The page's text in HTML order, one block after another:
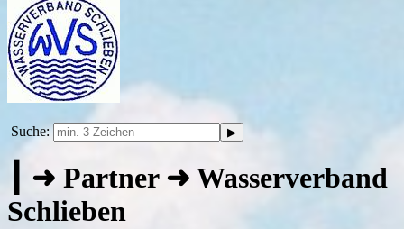
Suche:
┃ ➜ Partner ➜ Wasserverband
Schlieben